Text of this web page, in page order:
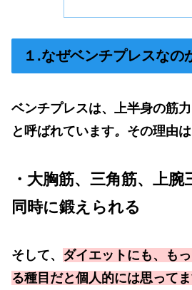
１.なぜベンチプレスなの
ベンチプレスは、上半身の筋
と呼ばれています。 その理由は
・大胸筋、三角筋、上腕
同時に鍛えられる
そして、 ダイエットにも、も
る種目だと個人的には思って